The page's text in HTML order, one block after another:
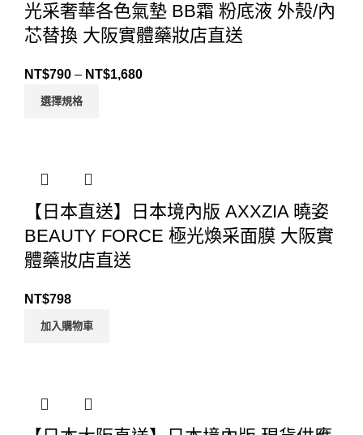
光采奢華各色氣墊 BB霜 粉底液 外殼/內
芯替換 大阪實體藥妝店直送
NT$790 – NT$1,680
選擇規格
【日本直送】日本境內版 AXXZIA 曉姿
BEAUTY FORCE 極光煥采面膜 大阪實
體藥妝店直送
NT$798
加入購物車